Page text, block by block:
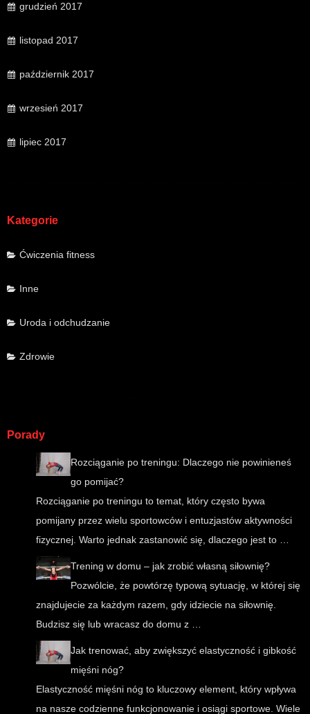
grudzień 2017
listopad 2017
październik 2017
wrzesień 2017
lipiec 2017
Kategorie
Ćwiczenia fitness
Inne
Uroda i odchudzanie
Zdrowie
Porady
Rozciąganie po treningu: Dlaczego nie powinieneś
go pomijać?
Rozciąganie po treningu to temat, który często bywa
pomijany przez wielu sportowców i entuzjastów aktywności
fizycznej. Warto jednak zastanowić się, dlaczego jest to …
Trening w domu – jak zrobić własną siłownię?
Pozwólcie, że powtórzę typową sytuację, w której się
znajdujecie za każdym razem, gdy idziecie na siłownię.
Budzisz się lub wracasz do domu z …
Jak trenować, aby zwiększyć elastyczność i gibkość
mięśni nóg?
Elastyczność mięśni nóg to kluczowy element, który wpływa
na nasze codzienne funkcjonowanie i osiągi sportowe. Wiele